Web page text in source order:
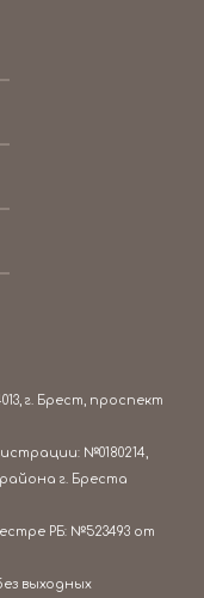
г. Брест, проспект
№0180214,
г. Бреста
РБ: №523493 от
выходных